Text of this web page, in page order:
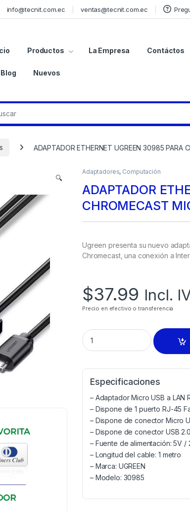
info@tecnit.com.ec ventas@tecnit.com.ec
Productos La Empresa Contáctos
Blog Nuevos
ADAPTADOR ETHERNET UGREEN 30985 PARA
🔍
Adaptadores, Computación
ADAPTADOR
CHROMECAST
Ugreen presenta su nuevo
Chromecast, una conexión a
$37.99 Incl.
Precio en efectivo o transferencia
Especificaciones
– Adaptador Micro USB a LAN
– Dispone de 1 puerto RJ-45
– Dispone de conector Micro
– Dispone de conector USB
– Fuente de alimentación: 5V /
– Longitud del cable: 1 metro
– Marca: UGREEN
– Modelo: 30985